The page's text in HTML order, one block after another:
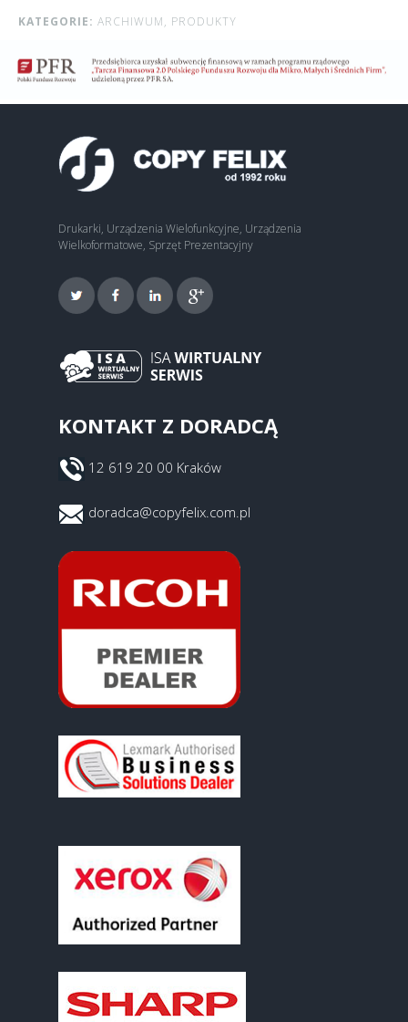
KATEGORIE: ARCHIWUM, PRODUKTY
Drukarki, Urządzenia Wielofunkcyjne, Urządzenia
Wielkoformatowe, Sprzęt Prezentacyjny
KONTAKT Z DORADCĄ
12 619 20 00 Kraków
doradca@copyfelix.com.pl